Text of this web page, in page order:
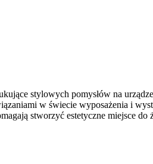
stylowych pomysłów na
w świecie wyposażenia i
stworzyć estetyczne miejsce